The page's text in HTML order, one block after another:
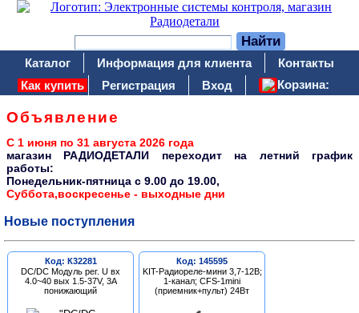
Каталог Информация для клиента
Контакты
Как купить
Регистрация Вход Корзина:
Объявление
С 1 июня по 31 августа 2026 года
магазин РАДИОДЕТАЛИ переходит на летний график
работы:
Понедельник-пятница c 9.00 до 19.00,
Суббота,воскресенье - выходные дни
Новые поступления
Код: К32281
DC/DC Модуль рег. U вх
4.0~40 вых 1.5-37V, 3A
понижающий
Код: 145595
KIT-Радиореле-мини 3,7-12В;
1-канал; CFS-1mini
(приемник+пульт) 24Вт